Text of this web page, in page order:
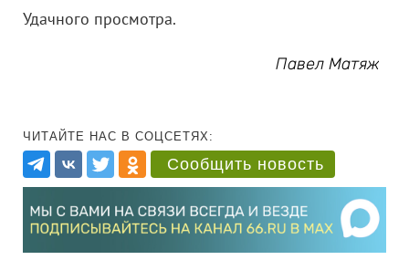
Удачного просмотра.
Павел Матяж
ЧИТАЙТЕ НАС В СОЦСЕТЯХ:
Сообщить новость